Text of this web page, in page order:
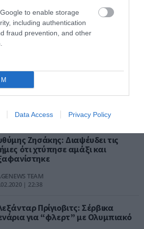
to enable storage
including authentication
fraud prevention, and other
Data Access Privacy Policy
μετά από 20 μέρες ο
Γιονγκ Ουν [vid]
Γιονγκ Ουν: «Είναι νεκρός και θα
το Σαββατοκύριακο»
| 19:08
Ζησάκης: Διαψέυδει τις
ότι χτύπησε αμάξι και
TEAM
| 22:38
Πρίγιοβιτς: Σέρβικα
για “φλερτ” με Ολυμπιακό